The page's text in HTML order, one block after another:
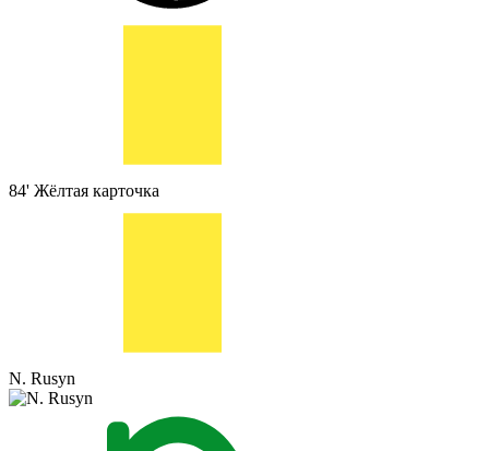
84' Жёлтая карточка
N. Rusyn